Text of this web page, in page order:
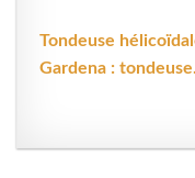
Tondeuse
Gardena :